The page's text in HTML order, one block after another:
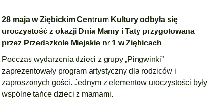
28 maja w Ziębickim Centrum Kultury odbyła się
uroczystość z okazji Dnia Mamy i Taty przygotowana
przez Przedszkole Miejskie nr 1 w Ziębicach.
Podczas wydarzenia dzieci z grupy „Pingwinki”
zaprezentowały program artystyczny dla rodziców i
zaproszonych gości. Jednym z elementów uroczystości były
wspólne tańce dzieci z mamami.